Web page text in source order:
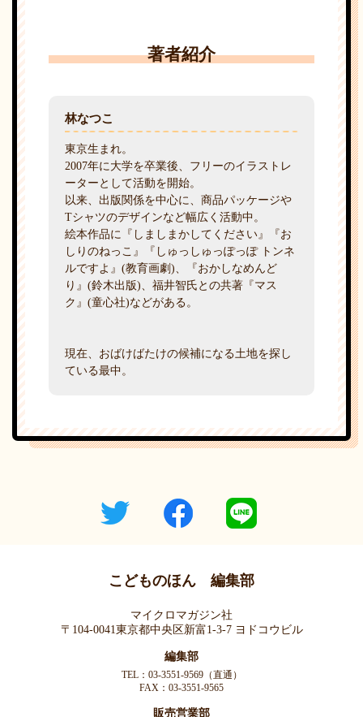
著者紹介
林なつこ
東京生まれ。
2007年に大学を卒業後、フリーのイラストレ
ーターとして活動を開始。
以来、出版関係を中心に、商品パッケージや
Tシャツのデザインなど幅広く活動中。
絵本作品に『しましまかしてください』『お
しりのねっこ』『しゅっしゅっぽっぽ トンネ
ルですよ』(教育画劇)、『おかしなめんど
り』(鈴木出版)、福井智氏との共著『マス
ク』(童心社)などがある。
現在、おばけばたけの候補になる土地を探し
ている最中。
こどものほん 編集部
マイクロマガジン社
〒104-0041東京都中央区新富1-3-7 ヨドコウビル
編集部
TEL：03-3551-9569（直通）
FAX：03-3551-9565
販売営業部